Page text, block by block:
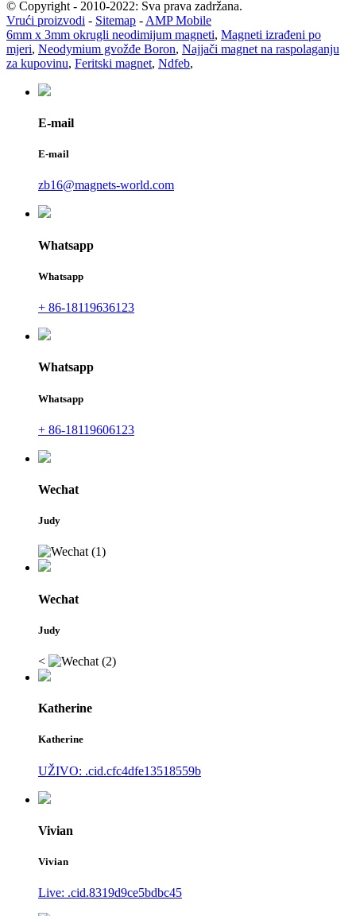
© Copyright - 2010-2022: Sva prava zadržana.
Vrući proizvodi - Sitemap - AMP Mobile
6mm x 3mm okrugli neodimijum magneti, Magneti izrađeni po
mjeri, Neodymium gvožđe Boron, Najjači magnet na raspolaganju
za kupovinu, Feritski magnet, Ndfeb,
E-mail
E-mail
zb16@magnets-world.com
Whatsapp
Whatsapp
+ 86-18119636123
Whatsapp
Whatsapp
+ 86-18119606123
Wechat
Judy
Wechat
Judy
<
Katherine
Katherine
UŽIVO: .cid.cfc4dfe13518559b
Vivian
Vivian
Live: .cid.8319d9ce5bdbc45